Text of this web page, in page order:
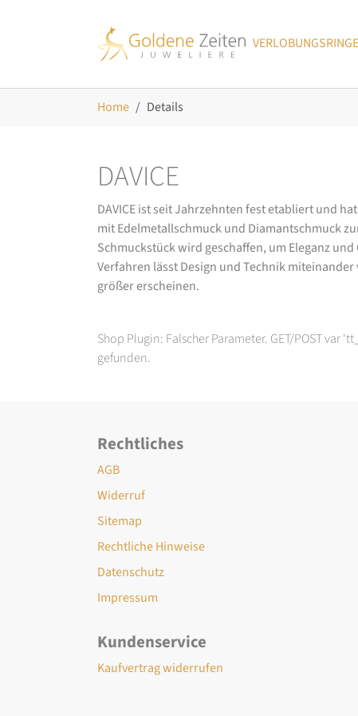
VERLOBUNGSRINGE
Home Details
DAVICE
DAVICE ist seit Jahrzehnten fest etabliert und
mit Edelmetallschmuck und Diamantschmuck
Schmuckstück wird geschaffen, um Eleganz
Verfahren lässt Design und Technik
größer erscheinen.
Shop Plugin: Falscher Parameter. GET/POST
gefunden.
Rechtliches
AGB
Widerruf
Sitemap
Rechtliche Hinweise
Datenschutz
Impressum
Kundenservice
Kaufvertrag widerrufen